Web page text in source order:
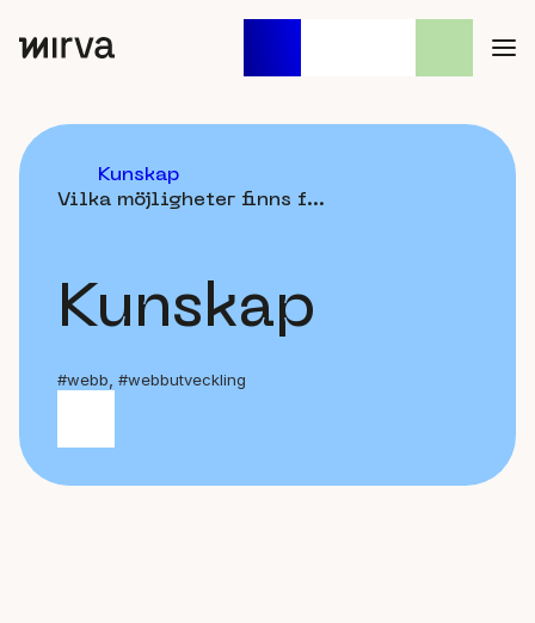
efter:
När automatisk
Kunskap
Vilka möjligheter finns f...
Kunskap
#webb, #webbutveckling